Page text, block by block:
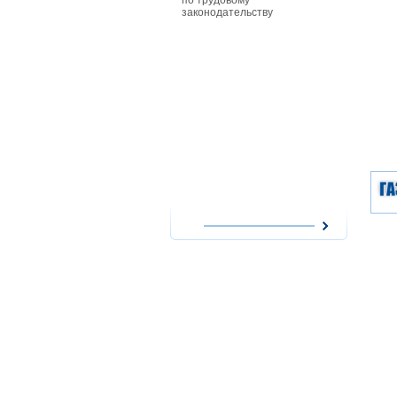
законодательству
им
сезонных
расходов
оплата их